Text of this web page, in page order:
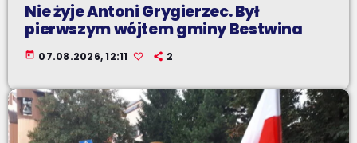
Nie żyje Antoni Grygierzec. Był
pierwszym wójtem gminy Bestwina
today 07.08.2026, 12:11 2